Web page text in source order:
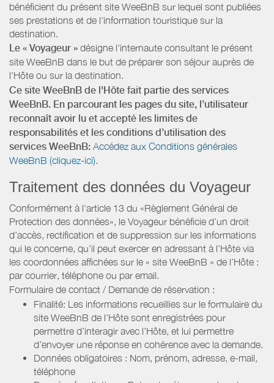
bénéficient du présent site WeeBnB sur lequel sont publiées
ses prestations et de l'information touristique sur la
destination.
Le « Voyageur » désigne l'internaute consultant le présent
site WeeBnB dans le but de préparer son séjour auprès de
l'Hôte ou sur la destination.
Ce site WeeBnB de l'Hôte fait partie des services
WeeBnB. En parcourant les pages du site, l’utilisateur
reconnaît avoir lu et accepté les limites de
responsabilités et les conditions d’utilisation des
services WeeBnB: Accédez aux Conditions générales
WeeBnB (cliquez-ici).
Traitement des données du Voyageur
Conformément à l'article 13 du «Règlement Général de
Protection des données», le Voyageur bénéficie d’un droit
d’accès, rectification et de suppression sur les informations
qui le concerne, qu’il peut exercer en adressant à l’Hôte via
les coordonnées affichées sur le « site WeeBnB » de l’Hôte :
par courrier, téléphone ou par email.
Formulaire de contact / Demande de réservation :
Finalité: Les informations recueillies sur le formulaire du
site WeeBnB de l’Hôte sont enregistrées pour
permettre d’interagir avec l’Hôte, et lui permettre
d’envoyer une réponse en cohérence avec la demande.
Données obligatoires : Nom, prénom, adresse, e-mail,
téléphone